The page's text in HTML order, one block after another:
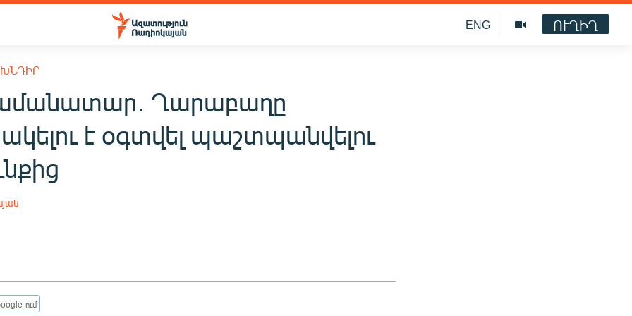
ENG ՈՒՂԻՂ
Ղարաբաղը
է օգտվել պաշտպանվելու
ում